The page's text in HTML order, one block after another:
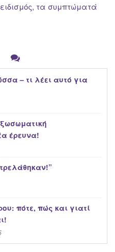
τα συμπτώματά
– τι λέει αυτό για
έρευνα!
πότε, πώς και γιατί